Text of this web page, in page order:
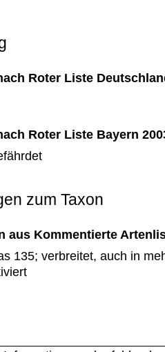
Roter Liste
Roter Liste Bayern
zum Taxon
aus Kommentierte
135; verbreitet, auch in